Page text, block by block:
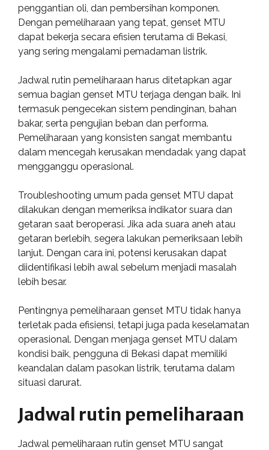
penggantian oli, dan pembersihan komponen.
Dengan pemeliharaan yang tepat, genset MTU
dapat bekerja secara efisien terutama di Bekasi,
yang sering mengalami pemadaman listrik.
Jadwal rutin pemeliharaan harus ditetapkan agar
semua bagian genset MTU terjaga dengan baik. Ini
termasuk pengecekan sistem pendinginan, bahan
bakar, serta pengujian beban dan performa.
Pemeliharaan yang konsisten sangat membantu
dalam mencegah kerusakan mendadak yang dapat
mengganggu operasional.
Troubleshooting umum pada genset MTU dapat
dilakukan dengan memeriksa indikator suara dan
getaran saat beroperasi. Jika ada suara aneh atau
getaran berlebih, segera lakukan pemeriksaan lebih
lanjut. Dengan cara ini, potensi kerusakan dapat
diidentifikasi lebih awal sebelum menjadi masalah
lebih besar.
Pentingnya pemeliharaan genset MTU tidak hanya
terletak pada efisiensi, tetapi juga pada keselamatan
operasional. Dengan menjaga genset MTU dalam
kondisi baik, pengguna di Bekasi dapat memiliki
keandalan dalam pasokan listrik, terutama dalam
situasi darurat.
Jadwal rutin pemeliharaan
Jadwal pemeliharaan rutin genset MTU sangat